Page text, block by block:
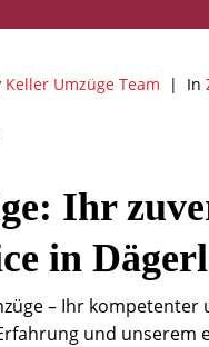
Keller Umzüge Team In
Ihr
in
– Ihr
und unserem